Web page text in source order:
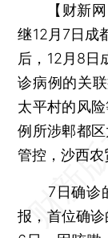
【财新
继12月7日成
后，12月8日
诊病例的关
太平村的风
例所涉郫都
管控，沙西农
7日确诊的
报，首位确